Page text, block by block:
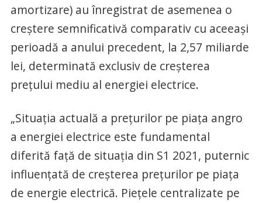
amortizare) au înregistrat de asemenea o
creştere semnificativă comparativ cu aceeaşi
perioadă a anului precedent, la 2,57 miliarde
lei, determinată exclusiv de creşterea
preţului mediu al energiei electrice.
„Situaţia actuală a preţurilor pe piaţa angro
a energiei electrice este fundamental
diferită faţă de situaţia din S1 2021, puternic
influenţată de creşterea preţurilor pe piaţa
de energie electrică. Pieţele centralizate pe